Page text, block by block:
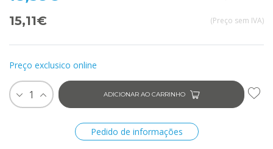
15,11€ (Preço sem IVA)
Preço exclusico online
1 ADICIONAR AO CARRINHO
Pedido de informações